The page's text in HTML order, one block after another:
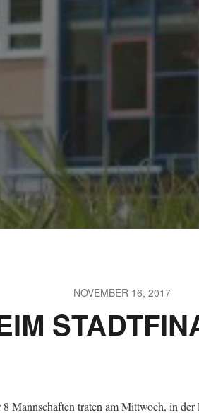
JULI 4, 2026
UNSER JAHRBUCH
2025/2026
NOVEMBER 16, 2017
8 Mannschaften traten am Mittwoch, in